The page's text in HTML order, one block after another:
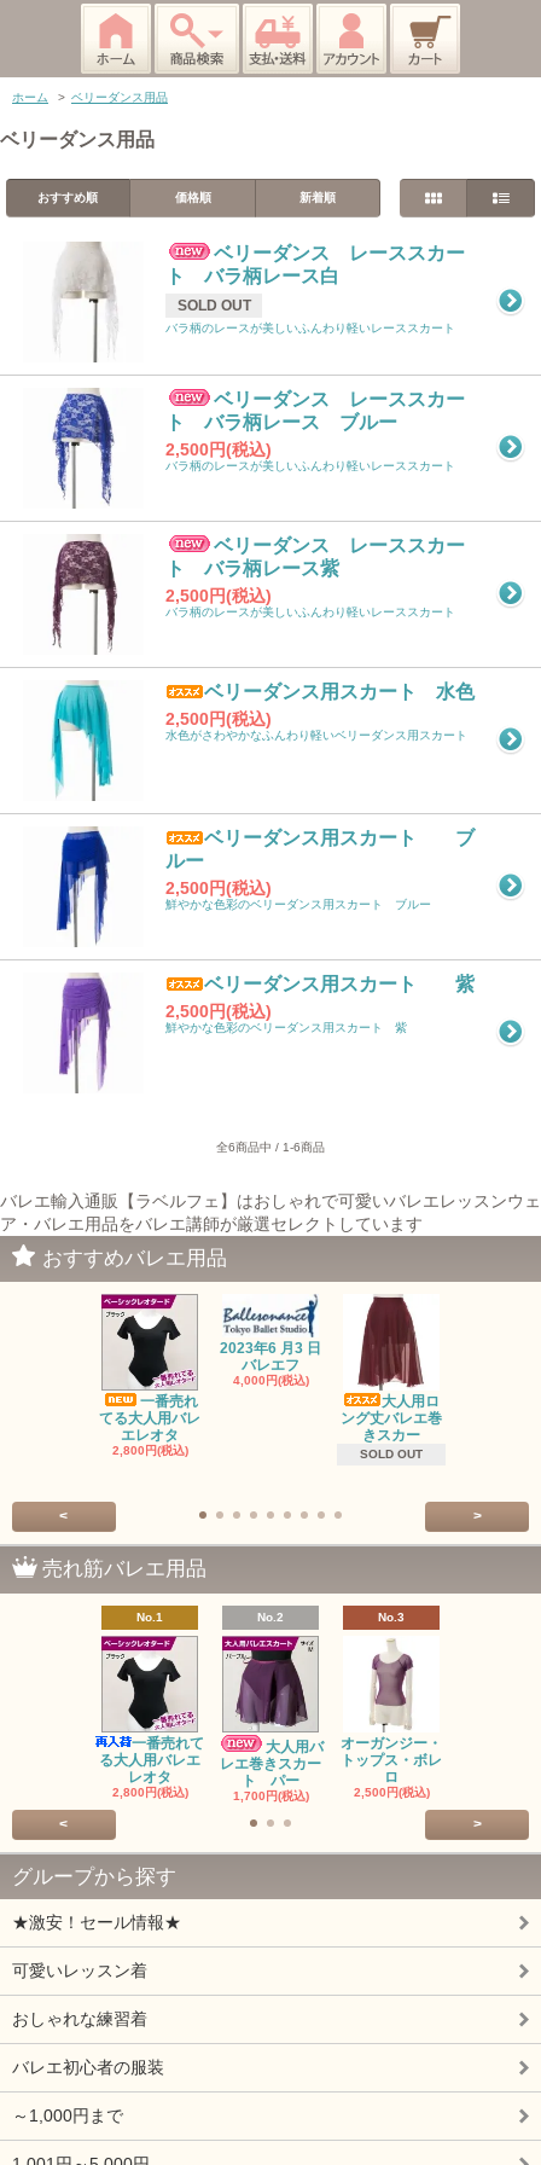
ホーム > ベリーダンス用品
ベリーダンス用品
おすすめ順 価格順 新着順
ベリーダンス レーススカー
ト バラ柄レース白
SOLD OUT
バラ柄のレースが美しいふんわり軽いレーススカート
ベリーダンス レーススカー
ト バラ柄レース ブルー
2,500円(税込)
バラ柄のレースが美しいふんわり軽いレーススカート
ベリーダンス レーススカー
ト バラ柄レース紫
2,500円(税込)
バラ柄のレースが美しいふんわり軽いレーススカート
ベリーダンス用スカート 水色
2,500円(税込)
水色がさわやかなふんわり軽いベリーダンス用スカート
ベリーダンス用スカート ブ
ルー
2,500円(税込)
鮮やかな色彩のベリーダンス用スカート ブルー
ベリーダンス用スカート 紫
2,500円(税込)
鮮やかな色彩のベリーダンス用スカート 紫
全6商品中 / 1-6商品
バレエ輸入通販【ラベルフェ】はおしゃれで可愛いバレエレッスンウェ
ア・バレエ用品をバレエ講師が厳選セレクトしています
おすすめバレエ用品
一番売れ
てる大人用バレ
エレオタ
2,800円(税込)
2023年6 月3 日
バレエフ
4,000円(税込)
大人用ロ
ング丈バレエ巻
きスカー
SOLD OUT
< >
売れ筋バレエ用品
No.1
一番売れて
る大人用バレエ
レオタ
2,800円(税込)
No.2
大人用バ
レエ巻きスカー
ト パー
1,700円(税込)
No.3
オーガンジー・
トップス・ボレ
ロ
2,500円(税込)
< >
グループから探す
★激安！セール情報★
可愛いレッスン着
おしゃれな練習着
バレエ初心者の服装
～1,000円まで